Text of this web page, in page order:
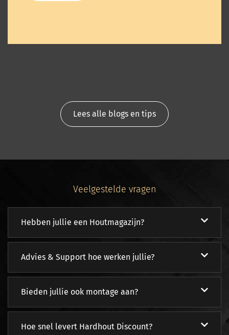
Lees alle blogs en tips
Veelgestelde vragen
Hebben jullie een Houtmagazijn?
Advies & Support hoe werken jullie?
Bieden jullie ook montage aan?
Hoe snel levert Hardhout Discount?